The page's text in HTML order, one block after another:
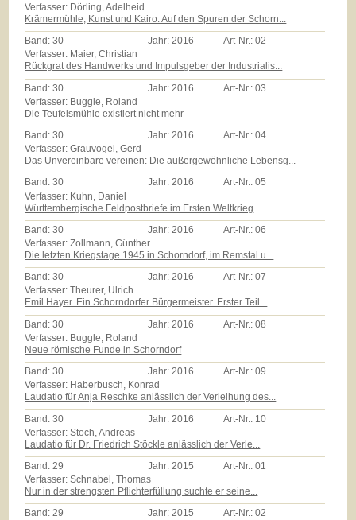
Verfasser: Dörling, Adelheid
Krämermühle, Kunst und Kairo. Auf den Spuren der Schorn...
Band:30 Jahr:2016 Art-Nr.:02
Verfasser: Maier, Christian
Rückgrat des Handwerks und Impulsgeber der Industrialis...
Band:30 Jahr: 2016 Art-Nr.:03
Verfasser: Buggle, Roland
Die Teufelsmühle existiert nicht mehr
Band:30 Jahr:2016 Art-Nr.:04
Verfasser: Grauvogel, Gerd
Das Unvereinbare vereinen: Die außergewöhnliche Lebensg...
Band:30 Jahr:2016 Art-Nr.:05
Verfasser: Kuhn, Daniel
Württembergische Feldpostbriefe im Ersten Weltkrieg
Band:30 Jahr:2016 Art-Nr.:06
Verfasser: Zollmann, Günther
Die letzten Kriegstage 1945 in Schorndorf, im Remstal u...
Band:30 Jahr:2016 Art-Nr.:07
Verfasser: Theurer, Ulrich
Emil Hayer. Ein Schorndorfer Bürgermeister. Erster Teil...
Band:30 Jahr: 2016 Art-Nr.:08
Verfasser: Buggle, Roland
Neue römische Funde in Schorndorf
Band:30 Jahr:2016 Art-Nr.:09
Verfasser: Haberbusch, Konrad
Laudatio für Anja Reschke anlässlich der Verleihung des...
Band:30 Jahr: 2016 Art-Nr.: 10
Verfasser: Stoch, Andreas
Laudatio für Dr. Friedrich Stöckle anlässlich der Verle...
Band:29 Jahr:2015 Art-Nr.:01
Verfasser: Schnabel, Thomas
Nur in der strengsten Pflichterfüllung suchte er seine...
Band:29 Jahr:2015 Art-Nr.:02